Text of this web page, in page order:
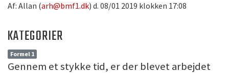
Af: Allan (arh@bmf1.dk) d. 08/01 2019 klokken 17:08
KATEGORIER
Formel 1
Gennem et stykke tid, er der blevet arbejdet